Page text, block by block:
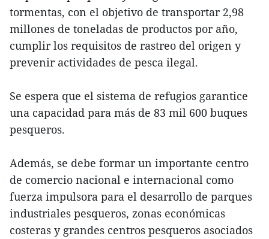
tormentas, con el objetivo de transportar 2,98
millones de toneladas de productos por año,
cumplir los requisitos de rastreo del origen y
prevenir actividades de pesca ilegal.
Se espera que el sistema de refugios garantice
una capacidad para más de 83 mil 600 buques
pesqueros.
Además, se debe formar un importante centro
de comercio nacional e internacional como
fuerza impulsora para el desarrollo de parques
industriales pesqueros, zonas económicas
costeras y grandes centros pesqueros asociados